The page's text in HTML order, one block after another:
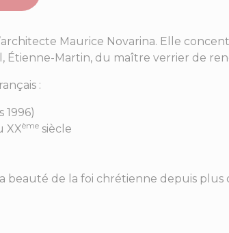
Maurice Novarina. Elle
Étienne-Martin, du maître verrier de
:
XXème siècle
beauté de la foi chrétienne depuis plus